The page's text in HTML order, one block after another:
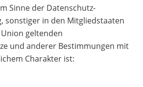
Sinne der Datenschutz-
sonstiger in den Mitgliedstaaten
geltenden
und anderer Bestimmungen mit
Charakter ist: